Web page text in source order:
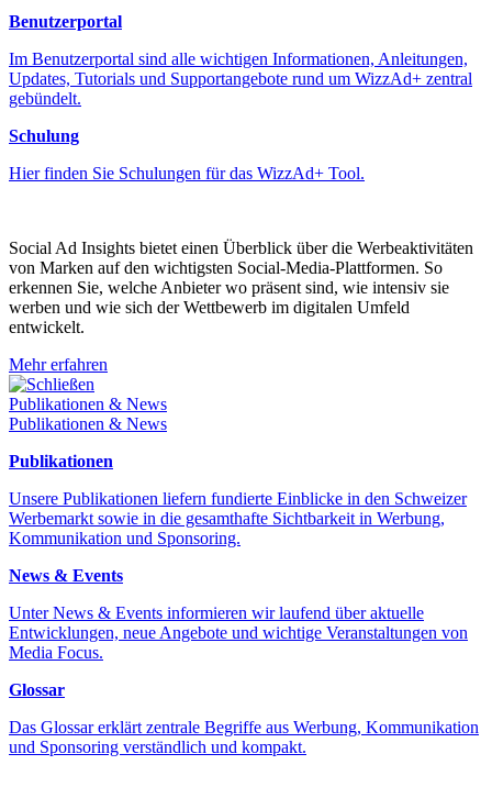
Benutzerportal
Im Benutzerportal sind alle wichtigen Informationen, Anleitungen,
Updates, Tutorials und Supportangebote rund um WizzAd+ zentral
gebündelt.
Schulung
Hier finden Sie Schulungen für das WizzAd+ Tool.
Social Ad Insights bietet einen Überblick über die Werbeaktivitäten
von Marken auf den wichtigsten Social-Media-Plattformen. So
erkennen Sie, welche Anbieter wo präsent sind, wie intensiv sie
werben und wie sich der Wettbewerb im digitalen Umfeld
entwickelt.
Mehr erfahren
Schließen
Publikationen & News
Publikationen & News
Publikationen
Unsere Publikationen liefern fundierte Einblicke in den Schweizer
Werbemarkt sowie in die gesamthafte Sichtbarkeit in Werbung,
Kommunikation und Sponsoring.
News & Events
Unter News & Events informieren wir laufend über aktuelle
Entwicklungen, neue Angebote und wichtige Veranstaltungen von
Media Focus.
Glossar
Das Glossar erklärt zentrale Begriffe aus Werbung, Kommunikation
und Sponsoring verständlich und kompakt.